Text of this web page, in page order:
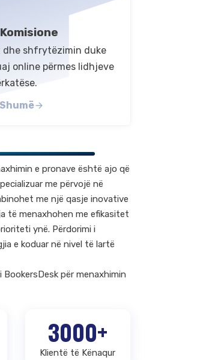
shfrytëzimin duke
online përmes lidhjeve
e pronave është ajo që
me përvojë në
me një qasje inovative
të menaxhohen me efikasitet
ynë. Përdorimi i
e koduar në nivel të lartë
për menaxhimin
3000+
Klientë të Kënaqur